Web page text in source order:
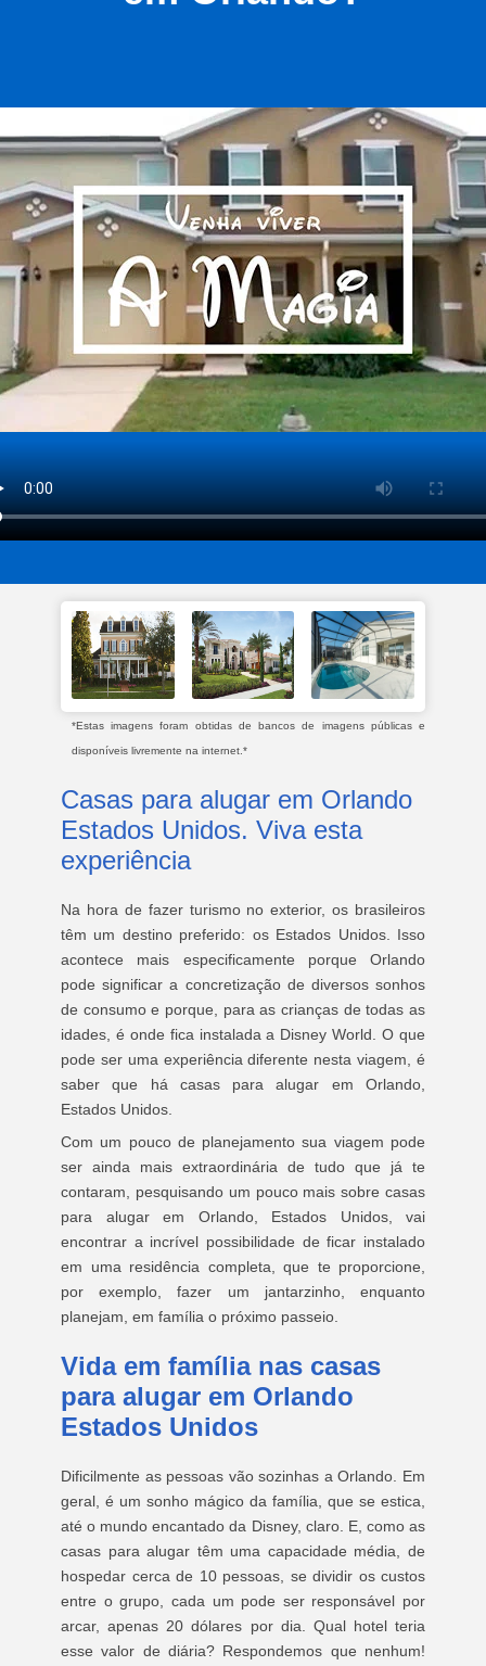
*Estas imagens foram obtidas de bancos de imagens públicas e
disponíveis livremente na internet.*
Casas para alugar em Orlando
Estados Unidos. Viva esta
experiência
Na hora de fazer turismo no exterior, os brasileiros
têm um destino preferido: os Estados Unidos. Isso
acontece mais especificamente porque Orlando
pode significar a concretização de diversos sonhos
de consumo e porque, para as crianças de todas as
idades, é onde fica instalada a Disney World. O que
pode ser uma experiência diferente nesta viagem, é
saber que há casas para alugar em Orlando,
Estados Unidos.
Com um pouco de planejamento sua viagem pode
ser ainda mais extraordinária de tudo que já te
contaram, pesquisando um pouco mais sobre casas
para alugar em Orlando, Estados Unidos, vai
encontrar a incrível possibilidade de ficar instalado
em uma residência completa, que te proporcione,
por exemplo, fazer um jantarzinho, enquanto
planejam, em família o próximo passeio.
Vida em família nas casas
para alugar em Orlando
Estados Unidos
Dificilmente as pessoas vão sozinhas a Orlando. Em
geral, é um sonho mágico da família, que se estica,
até o mundo encantado da Disney, claro. E, como as
casas para alugar têm uma capacidade média, de
hospedar cerca de 10 pessoas, se dividir os custos
entre o grupo, cada um pode ser responsável por
arcar, apenas 20 dólares por dia. Qual hotel teria
esse valor de diária? Respondemos que nenhum!